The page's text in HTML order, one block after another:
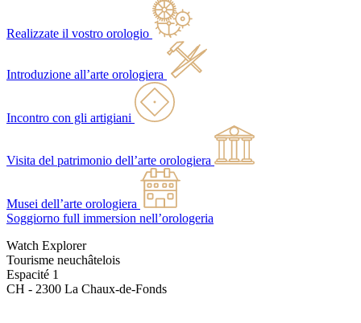
Realizzate il vostro orologio
Introduzione all’arte orologiera
Incontro con gli artigiani
Visita del patrimonio dell’arte orologiera
Musei dell’arte orologiera
Soggiorno full immersion nell’orologeria
Watch Explorer
Tourisme neuchâtelois
Espacité 1
CH - 2300 La Chaux-de-Fonds